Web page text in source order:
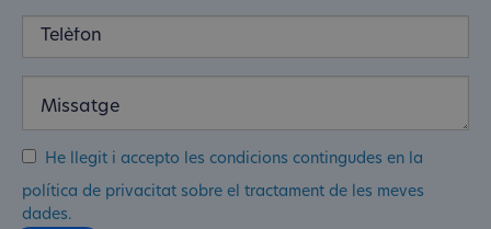
He llegit i accepto les condicions contingudes en la
política de privacitat sobre el tractament de les meves
dades.